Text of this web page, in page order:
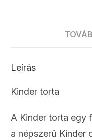
Leírás
Kinder torta
A Kinder torta egy
a népszerű Kinder